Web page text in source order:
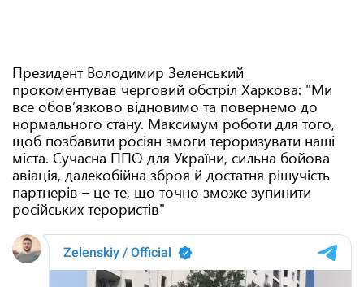
Президент Володимир Зеленський
прокоментував черговий обстріл Харкова: "Ми
все обовʼязково відновимо та повернемо до
нормального стану. Максимум роботи для того,
щоб позбавити росіян змоги тероризувати наші
міста. Сучасна ППО для України, сильна бойова
авіація, далекобійна зброя й достатня рішучість
партнерів – це те, що точно зможе зупинити
російських терористів"